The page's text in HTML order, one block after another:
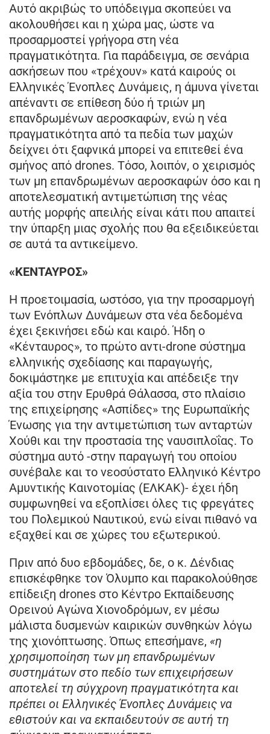
Αυτό ακριβώς το υπόδειγμα σκοπεύει να
ακολουθήσει και η χώρα μας, ώστε να
προσαρμοστεί γρήγορα στη νέα
πραγματικότητα. Για παράδειγμα, σε σενάρια
ασκήσεων που «τρέχουν» κατά καιρούς οι
Ελληνικές Ένοπλες Δυνάμεις, η άμυνα γίνεται
απέναντι σε επίθεση δύο ή τριών μη
επανδρωμένων αεροσκαφών, ενώ η νέα
πραγματικότητα από τα πεδία των μαχών
δείχνει ότι ξαφνικά μπορεί να επιτεθεί ένα
σμήνος από drones. Τόσο, λοιπόν, ο χειρισμός
των μη επανδρωμένων αεροσκαφών όσο και η
αποτελεσματική αντιμετώπιση της νέας
αυτής μορφής απειλής είναι κάτι που απαιτεί
την ύπαρξη μιας σχολής που θα εξειδικεύεται
σε αυτά τα αντικείμενο.
«ΚΕΝΤΑΥΡΟΣ»
Η προετοιμασία, ωστόσο, για την προσαρμογή
των Ενόπλων Δυνάμεων στα νέα δεδομένα
έχει ξεκινήσει εδώ και καιρό. Ήδη ο
«Κένταυρος», το πρώτο αντι-drone σύστημα
ελληνικής σχεδίασης και παραγωγής,
δοκιμάστηκε με επιτυχία και απέδειξε την
αξία του στην Ερυθρά Θάλασσα, στο πλαίσιο
της επιχείρησης «Ασπίδες» της Ευρωπαϊκής
Ένωσης για την αντιμετώπιση των ανταρτών
Χούθι και την προστασία της ναυσιπλοΐας. Το
σύστημα αυτό -στην παραγωγή του οποίου
συνέβαλε και το νεοσύστατο Ελληνικό Κέντρο
Αμυντικής Καινοτομίας (ΕΛΚΑΚ)- έχει ήδη
συμφωνηθεί να εξοπλίσει όλες τις φρεγάτες
του Πολεμικού Ναυτικού, ενώ είναι πιθανό να
εξαχθεί και σε χώρες του εξωτερικού.
Πριν από δυο εβδομάδες, δε, ο κ. Δένδιας
επισκέφθηκε τον Όλυμπο και παρακολούθησε
επίδειξη drones στο Κέντρο Εκπαίδευσης
Ορεινού Αγώνα Χιονοδρόμων, εν μέσω
μάλιστα δυσμενών καιρικών συνθηκών λόγω
της χιονόπτωσης. Όπως επεσήμανε, «η
χρησιμοποίηση των μη επανδρωμένων
συστημάτων στο πεδίο των επιχειρήσεων
αποτελεί τη σύγχρονη πραγματικότητα και
πρέπει οι Ελληνικές Ένοπλες Δυνάμεις να
εθιστούν και να εκπαιδευτούν σε αυτή τη